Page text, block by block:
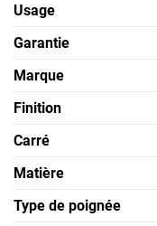
Usage
Garantie
Marque
Finition
Carré
Matière
Type de poignée